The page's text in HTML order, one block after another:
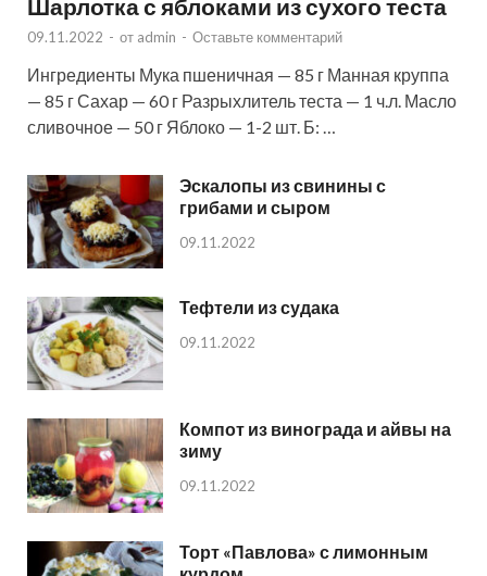
Шарлотка с яблоками из сухого теста
09.11.2022 - от admin - Оставьте комментарий
Ингредиенты Мука пшеничная — 85 г Манная круппа
— 85 г Сахар — 60 г Разрыхлитель теста — 1 ч.л. Масло
сливочное — 50 г Яблоко — 1-2 шт. Б: …
Эскалопы из свинины с
грибами и сыром
09.11.2022
Тефтели из судака
09.11.2022
Компот из винограда и айвы на
зиму
09.11.2022
Торт «Павлова» с лимонным